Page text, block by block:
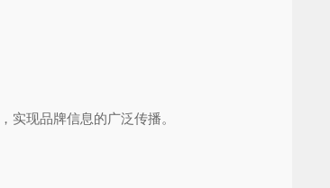
现品牌信息的广泛传播。